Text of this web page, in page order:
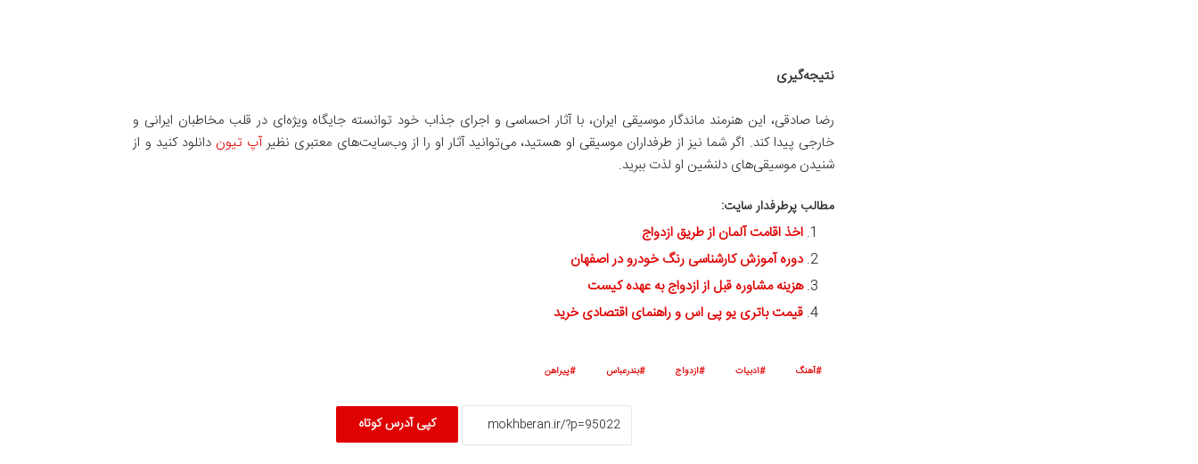
نتیجه‌گیری
رضا صادقی، این هنرمند ماندگار موسیقی ایران، با آثار احساسی و اجرای جذاب خود توانسته جایگاه ویژه‌ای در قلب مخاطبان ایرانی و
خارجی پیدا کند. اگر شما نیز از طرفداران موسیقی او هستید، می‌توانید آثار او را از وب‌سایت‌های معتبری نظیرآپ تیون دانلود کنید و از
شنیدن موسیقی‌های دلنشین او لذت ببرید.
مطالب پرطرفدار سایت:
اخذ اقامت آلمان از طریق ازدواج
دوره آموزش کارشناسی رنگ خودرو در اصفهان
هزینه مشاوره قبل از ازدواج به عهده کیست
قیمت باتری یو پی اس و راهنمای اقتصادی خرید
آهنگ ادبیات ازدواج بندرعباس پیراهن
کپی آدرس کوتاه